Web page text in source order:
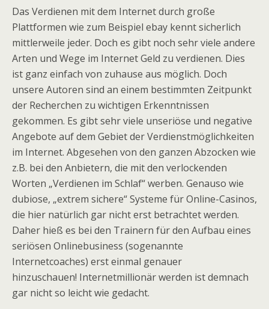
Das Verdienen mit dem Internet durch große
Plattformen wie zum Beispiel ebay kennt sicherlich
mittlerweile jeder. Doch es gibt noch sehr viele andere
Arten und Wege im Internet Geld zu verdienen. Dies
ist ganz einfach von zuhause aus möglich. Doch
unsere Autoren sind an einem bestimmten Zeitpunkt
der Recherchen zu wichtigen Erkenntnissen
gekommen. Es gibt sehr viele unseriöse und negative
Angebote auf dem Gebiet der Verdienstmöglichkeiten
im Internet. Abgesehen von den ganzen Abzocken wie
z.B. bei den Anbietern, die mit den verlockenden
Worten „Verdienen im Schlaf“ werben. Genauso wie
dubiose, „extrem sichere“ Systeme für Online-Casinos,
die hier natürlich gar nicht erst betrachtet werden.
Daher hieß es bei den Trainern für den Aufbau eines
seriösen Onlinebusiness (sogenannte
Internetcoaches) erst einmal genauer
hinzuschauen! Internetmillionär werden ist demnach
gar nicht so leicht wie gedacht.